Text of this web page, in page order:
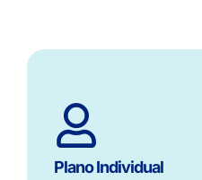
Plano Individual